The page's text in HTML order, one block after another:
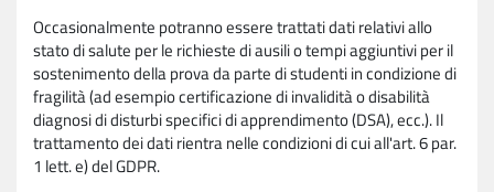
Occasionalmente potranno essere trattati dati relativi allo
stato di salute per le richieste di ausili o tempi aggiuntivi per il
sostenimento della prova da parte di studenti in condizione di
fragilità (ad esempio certificazione di invalidità o disabilità
diagnosi di disturbi specifici di apprendimento (DSA), ecc.). Il
trattamento dei dati rientra nelle condizioni di cui all'art. 6 par.
1 lett. e) del GDPR.